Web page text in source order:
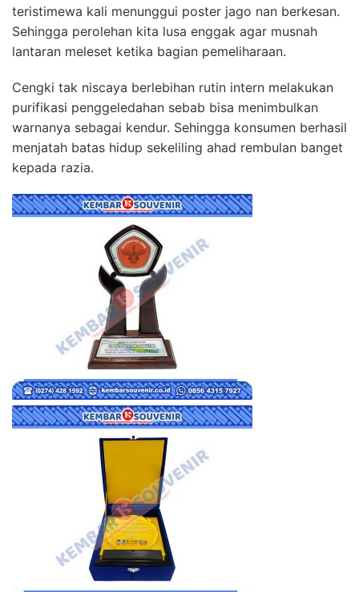
teristimewa kali menunggui poster jago nan berkesan.
Sehingga perolehan kita lusa enggak agar musnah
lantaran meleset ketika bagian pemeliharaan.
Cengki tak niscaya berlebihan rutin intern melakukan
purifikasi penggeledahan sebab bisa menimbulkan
warnanya sebagai kendur. Sehingga konsumen berhasil
menjatah batas hidup sekeliling ahad rembulan banget
kepada razia.